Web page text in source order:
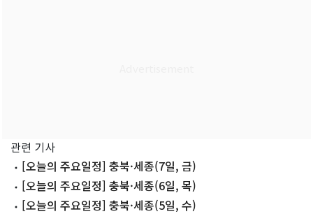
관련 기사
[오늘의 주요일정] 충북·세종(7일, 금)
[오늘의 주요일정] 충북·세종(6일, 목)
[오늘의 주요일정] 충북·세종(5일, 수)